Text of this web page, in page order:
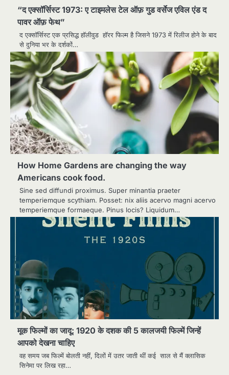
“द एक्सॉर्सिस्ट 1973: ए टाइमलेस टेल ऑफ़ गुड वर्सेज एविल एंड द
पावर ऑफ़ फेथ”
द एक्सॉर्सिस्ट एक प्रसिद्ध हॉलीवुड हॉरर फिल्म है जिसने 1973 में रिलीज होने के बाद
से दुनिया भर के दर्शकों…
How Home Gardens are changing the way
Americans cook food.
Sine sed diffundi proximus. Super minantia praeter
temperiemque scythiam. Posset: nix aliis acervo magni acervo
temperiemque formaeque. Pinus locis? Liquidum…
मूक फिल्मों का जादू: 1920 के दशक की 5 कालजयी फिल्में जिन्हें
आपको देखना चाहिए
वह समय जब फिल्में बोलती नहीं, दिलों में उतर जाती थीं कई साल से मैं क्लासिक
सिनेमा पर लिख रहा…